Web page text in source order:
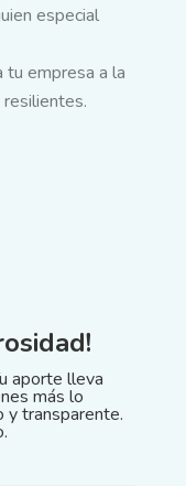
especial
tu empresa a la
aporte lleva
más lo
y transparente.